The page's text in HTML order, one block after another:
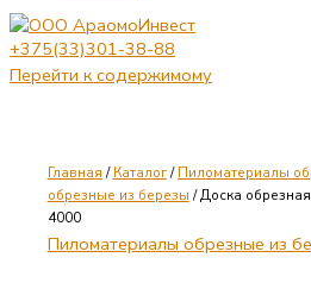
+375(33)301-38-88
Перейти к содержимому
Главная /Каталог/Пиломатериалы
обрезные из березы / Доска
4000
Пиломатериалы обрезные из